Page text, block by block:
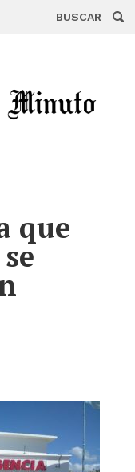
BUSCAR
que